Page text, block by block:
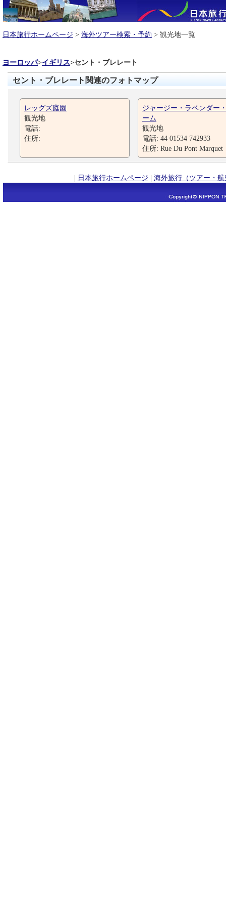
日本旅行ホームページ > 海外ツアー検索・予約 > 観光地一覧
ヨーロッパ>イギリス>セント・ブレレート
セント・ブレレート関連のフォトマップ
レッグズ庭園
観光地
電話:
住所:
ジャージー・ラベンダー
ーム
観光地
電話: 44 01534 742933
住所: Rue Du Pont Marquet
| 日本旅行ホームページ | 海外旅行（ツアー・航